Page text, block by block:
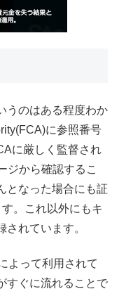
うのはある程度わか
に参照番号
に厳しく監督され
ジから確認するこ
となった場合にも証
。これ以外にもキ
れています。
よって利用されて
すぐに流れることで